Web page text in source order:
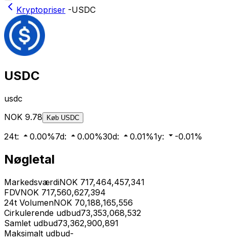
Kryptopriser -USDC
USDC
usdc
NOK 9.78 Køb USDC
24t: 0.00%7d: 0.00%30d: 0.01%1y: -0.01%
Nøgletal
MarkedsværdiNOK 717,464,457,341
FDVNOK 717,560,627,394
24t VolumenNOK 70,188,165,556
Cirkulerende udbud73,353,068,532
Samlet udbud73,362,900,891
Maksimalt udbud-